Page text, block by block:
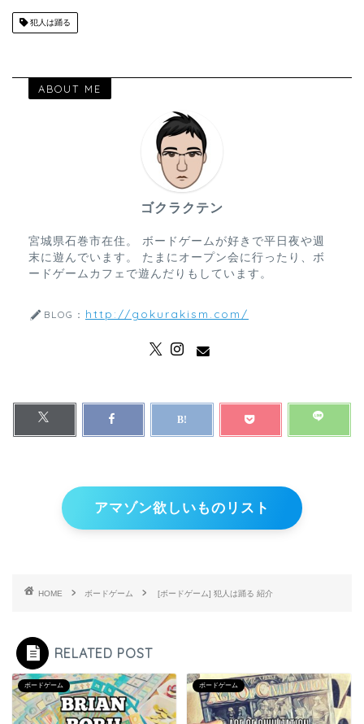
犯人は踊る
ABOUT ME
ゴクラクテン
宮城県石巻市在住。 ボードゲームが好きで平日夜や週
末に遊んでいます。 たまにオープン会に行ったり、ボ
ードゲームカフェで遊んだりもしています。
BLOG： http://gokurakism.com/
アマゾン欲しいものリスト
HOME ボードゲーム [ボードゲーム] 犯人は踊る 紹介
RELATED POST
ボードゲーム ボードゲーム